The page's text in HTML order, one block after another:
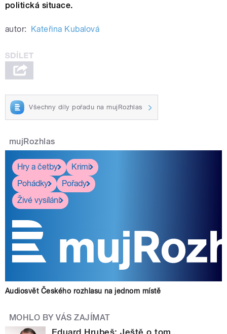
politická situace.
autor: Kateřina Kubalová
Všechny díly pořadu na mujRozhlas
mujRozhlas
Hry a četby
Krimi
Pohádky
Pořady
Živé vysílání
Audiosvět Českého rozhlasu na jednom místě
MOHLO BY VÁS ZAJÍMAT
Eduard Hrubeš: Ještě o tom